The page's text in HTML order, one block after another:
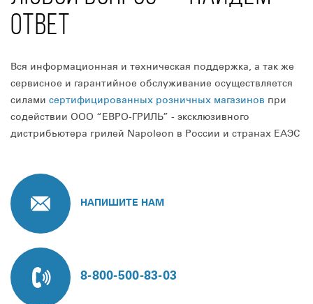
ОТВЕТ
Вся информационная и техническая поддержка, а так же
сервисное и гарантийное обслуживание осуществляется
силами сертифицированных розничных магазинов при
содействии ООО “ЕВРО-ГРИЛЬ” - эксклюзивного
дистрибьютера грилей Napoleon в России и странах ЕАЭС
НАПИШИТЕ НАМ
8-800-500-83-03